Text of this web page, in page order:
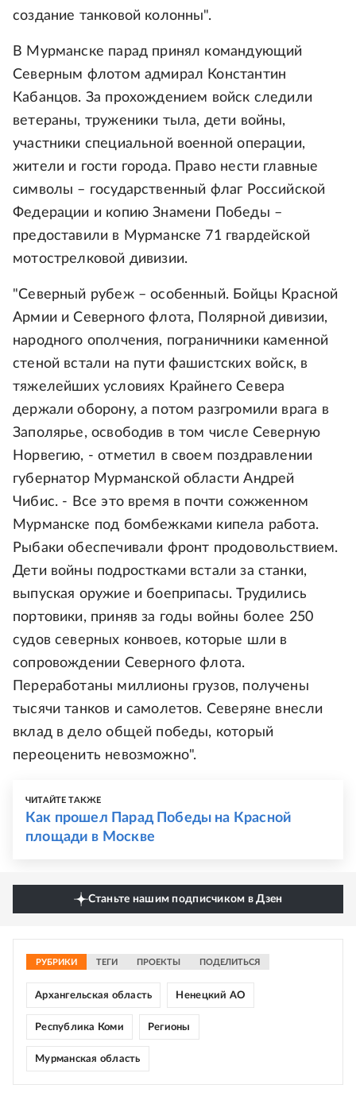
создание танковой колонны".
В Мурманске парад принял командующий
Северным флотом адмирал Константин
Кабанцов. За прохождением войск следили
ветераны, труженики тыла, дети войны,
участники специальной военной операции,
жители и гости города. Право нести главные
символы – государственный флаг Российской
Федерации и копию Знамени Победы –
предоставили в Мурманске 71 гвардейской
мотострелковой дивизии.
"Северный рубеж – особенный. Бойцы Красной
Армии и Северного флота, Полярной дивизии,
народного ополчения, пограничники каменной
стеной встали на пути фашистских войск, в
тяжелейших условиях Крайнего Севера
держали оборону, а потом разгромили врага в
Заполярье, освободив в том числе Северную
Норвегию, - отметил в своем поздравлении
губернатор Мурманской области Андрей
Чибис. - Все это время в почти сожженном
Мурманске под бомбежками кипела работа.
Рыбаки обеспечивали фронт продовольствием.
Дети войны подростками встали за станки,
выпуская оружие и боеприпасы. Трудились
портовики, приняв за годы войны более 250
судов северных конвоев, которые шли в
сопровождении Северного флота.
Переработаны миллионы грузов, получены
тысячи танков и самолетов. Северяне внесли
вклад в дело общей победы, который
переоценить невозможно".
ЧИТАЙТЕ ТАКЖЕ
Как прошел Парад Победы на Красной
площади в Москве
Станьте нашим подписчиком в Дзен
РУБРИКИ ТЕГИ ПРОЕКТЫ ПОДЕЛИТЬСЯ
Архангельская область Ненецкий АО
Республика Коми Регионы
Мурманская область